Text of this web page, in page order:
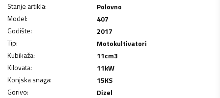
Stanje artikla:
Polovno
Model:
407
Godište:
2017
Tip:
Motokultivatori
Kubikaža: 11cm3
Kilovata: 11kW
Konjska snaga: 15KS
Gorivo:
Dizel